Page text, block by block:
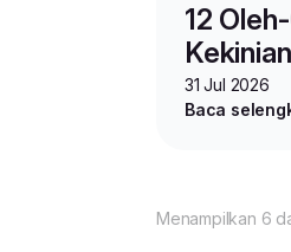
12
Bisa
31 Jul 2026
Baca
Menampilkan 6